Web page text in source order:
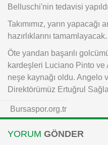
Belluschi'nin tedavisi
Takımımız, yarın
hazırlıklarını tamamlayacak.
Öte yandan başarılı
kardeşleri Luciano Pinto ve
neşe kaynağı oldu. Angelo
Direktörümüz Ertuğrul
Bursaspor.org.tr
YORUM GÖNDER